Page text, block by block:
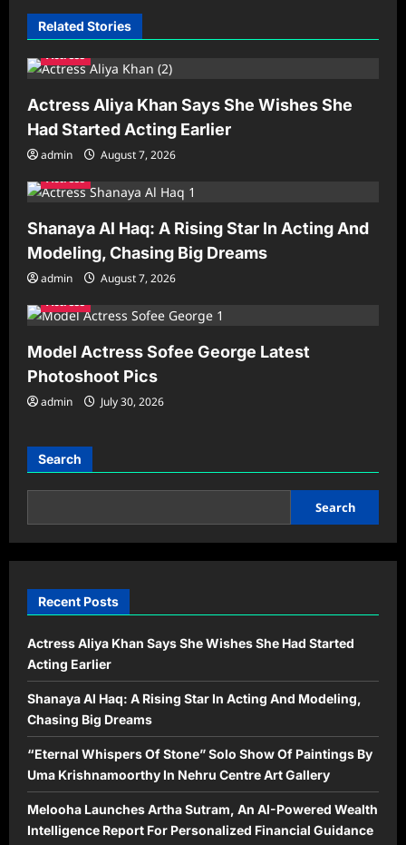
Related Stories
Actress
Actress Aliya Khan Says She Wishes She
Had Started Acting Earlier
admin
August 7, 2026
Actress
Shanaya Al Haq: A Rising Star In Acting And
Modeling, Chasing Big Dreams
admin
August 7, 2026
Actress
Model Actress Sofee George Latest
Photoshoot Pics
admin July 30, 2026
Search
Search
Recent Posts
Actress Aliya Khan Says She Wishes She Had Started
Acting Earlier
Shanaya Al Haq: A Rising Star In Acting And Modeling,
Chasing Big Dreams
“Eternal Whispers Of Stone” Solo Show Of Paintings By
Uma Krishnamoorthy In Nehru Centre Art Gallery
Melooha Launches Artha Sutram, An AI-Powered Wealth
Intelligence Report For Personalized Financial Guidance